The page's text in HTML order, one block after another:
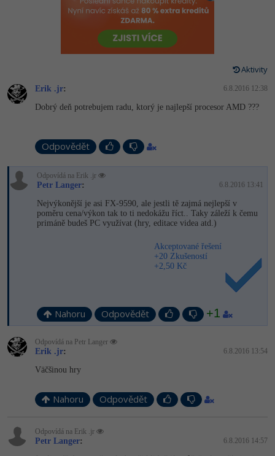
HTML5, CSS3, Bootstrap, SEO
SQL a databáze
UML a návrhové vzory
React
Spring
Django
JavaScript
HTML / CSS
UML a návrhové vzory
MySQL/MariaDB
MS-SQL
SQLite
Vývojář mobilních aplikací
Specialista na AI a bigdata
Webdesigner
Systémový administrátor
Grafik / UX/UI návrhář
3D grafik
WordPress specialista
SEO specialista
Python -80%
JavaScript -80%
Kotlin -80%
C -80%
VB.NET
Umělá inteligence (AI) -10%
Pro děti
Digitální gramotnost
Marketing -30%
Business
Kryptoměny
Copywriting -30%
Elektronický podpis
Photoshop -80%
Adobe Illustrator -80%
Adobe XD
Blender
Inkscape
Ostatní
Aktivity
Erik .jr: 6.8.2016 12:38
Dobrý deň potrebujem radu, ktorý je najlepší procesor AMD ???
Odpovědět
Odpovídá na Erik .jr
Petr Langer: 6.8.2016 13:41
Nejvýkonější je asi FX-9590, ale jestli tě zajmá nejlepší v
poměru cena/výkon tak to ti nedokážu říct.. Taky záleží k čemu
primáně budeš PC využívat (hry, editace videa atd.)
Akceptované řešení
+20 Zkušeností
+2,50 Kč
Nahoru Odpovědět +1
Odpovídá na Petr Langer
Erik .jr: 6.8.2016 13:54
Väčšinou hry
Nahoru Odpovědět
Odpovídá na Erik .jr
Petr Langer: 6.8.2016 14:57